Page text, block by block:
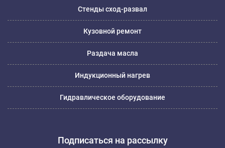
Стенды сход-развал
Кузовной ремонт
Раздача масла
Индукционный нагрев
Гидравлическое оборудование
Подписаться на рассылку